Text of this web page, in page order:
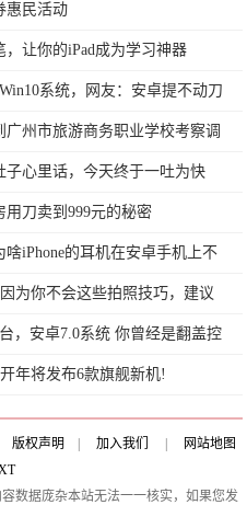
惠民活动
让你的iPad成为学习神器
系统，网友：安卓提不动刀
州市旅游商务职业学校考察调
子心里话，今天终于一吐为快
刀卖到999元的秘密
iPhone的耳机在安卓手机上不
为你不会这些拍照技巧，建议
，安卓7.0系统 你曾经是翻盖控
年将发布6款旗舰新机!
版权声明 加入我们
网站地图
数据庞杂本站无法一一核实，如果您发